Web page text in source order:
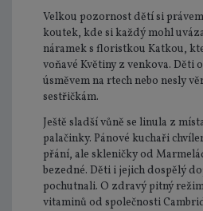
Velkou pozornost dětí si
koutek, kde si každý mohl
náramek s floristkou Katkou,
voňavé Květiny z venkova. Děti
úsměvem na rtech nebo nesly
sestřičkám.
Ještě sladší vůně se linula z
palačinky. Pánové kuchaři
přání, ale skleničky od
bezedné. Děti i jejich dospělý
pochutnali. O zdravý pitný
vitaminů od společnosti